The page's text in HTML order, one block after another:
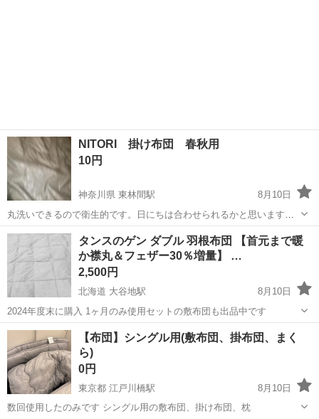
NITORI 掛け布団 春秋用
10円
神奈川県 東林間駅
8月10日
丸洗いできるので衛生的です。日にちは合わせられるかと思います。
よろしくお願いします。
神奈川 相模原市 東林間駅 寝具 掛け布団
タンスのゲン ダブル 羽根布団 【首元まで暖
か襟丸＆フェザー30％増量】 …
2,500円
北海道 大谷地駅
8月10日
2024年度末に購入 1ヶ月のみ使用セットの敷布団も出品中です
北海道 札幌市 大谷地駅 寝具 ゲン
【布団】シングル用(敷布団、掛布団、まく
ら)
0円
東京都 江戸川橋駅
8月10日
数回使用したのみです シングル用の敷布団、掛け布団、枕